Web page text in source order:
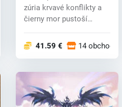
zúria krvavé konflikty a
čierny mor pustoší
41.59 € 14